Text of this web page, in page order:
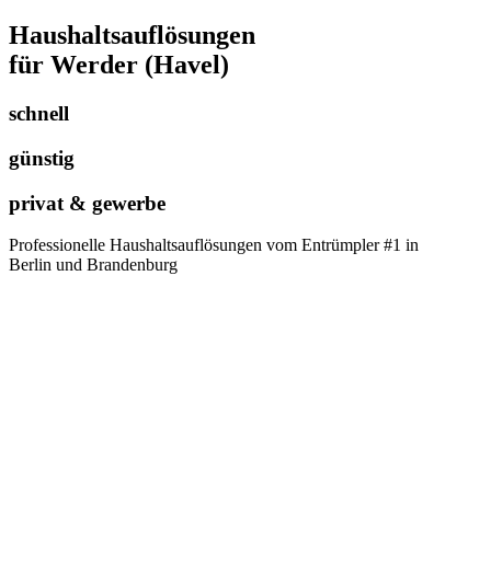
Haushaltsauflösungen
für Werder (Havel)
schnell
günstig
privat & gewerbe
Professionelle Haushaltsauflösungen vom Entrümpler #1 in
Berlin und Brandenburg